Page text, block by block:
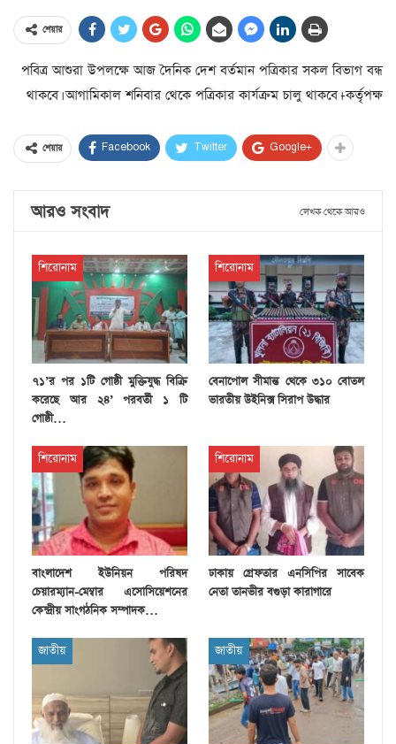
শেয়ার
পবিত্র আশুরা উপলক্ষে আজ দৈনিক দেশ বর্তমান পত্রিকার সকল বিভাগ বন্ধ
থাকবে। আগামিকাল শনিবার থেকে পত্রিকার কার্যক্রম চালু থাকবে।-কর্তৃপক্ষ
শেয়ার Facebook Twitter Google+
আরও সংবাদ লেখক থেকে আরও
শিরোনাম
৭১’র পর ১টি গোষ্ঠী মুক্তিযুদ্ধ বিক্রি
করেছে আর ২৪’ পরবর্তী ১ টি
গোষ্ঠী…
শিরোনাম
বেনাপোল সীমান্ত থেকে ৩১০ বোতল
ভারতীয় উইনিক্স সিরাপ উদ্ধার
শিরোনাম
বাংলাদেশ ইউনিয়ন পরিষদ
চেয়ারম্যান-মেম্বার এসোসিয়েশনের
কেন্দ্রীয় সাংগঠনিক সম্পাদক…
শিরোনাম
ঢাকায় গ্রেফতার এনসিপির সাবেক
নেতা তানভীর বগুড়া কারাগারে
জাতীয় জাতীয়